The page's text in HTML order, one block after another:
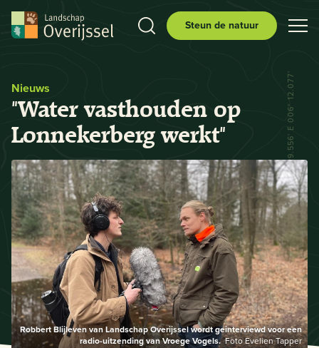
Steun de natuur
Nieuws
"Water vasthouden op
Lonnekerberg werkt"
Robbert Blijleven van Landschap Overijssel wordt geinterviewd voor een
radio-uitzending van Vroege Vogels. Foto Evelien Tapper
N 52° 29.556' E 006° 12.077'